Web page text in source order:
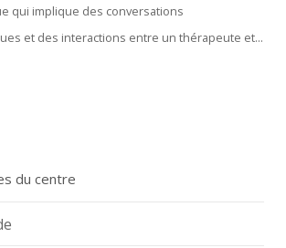
qui implique des conversations
et des interactions entre un thérapeute et...
du centre